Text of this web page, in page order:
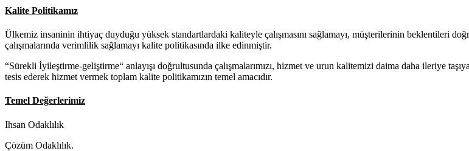
Kalite Politikamız
Ülkemiz insaninin ihtiyaç duyduğu yüksek standartlardaki kaliteyle çalışmasını sağlamayı, müşterilerinin beklentileri
çalışmalarında verimlilik sağlamayı kalite politikasında ilke edinmiştir.
“Sürekli İyileştirme-geliştirme“ anlayışı doğrultusunda çalışmalarımızı, hizmet ve urun kalitemizi daima daha ileriye
tesis ederek hizmet vermek toplam kalite politikamızın temel amacıdır.
Temel Değerlerimiz
Ihsan Odaklılık
Çözüm Odaklılık.